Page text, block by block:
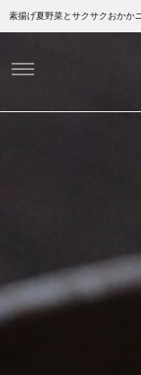
素揚げ夏野菜とサクサクおかか